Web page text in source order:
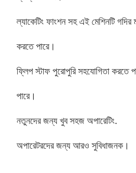
ল্যাকেটিং ফাংশন সহ এই মেশিনটি
করতে পারে।
ফ্লিপ স্টাফ পুরোপুরি সহযোগিতা করতে
পারে।
নতুনদের জন্য খুব সহজ অপারেটিং.
অপারেটরদের জন্য আরও সুবিধাজনক।